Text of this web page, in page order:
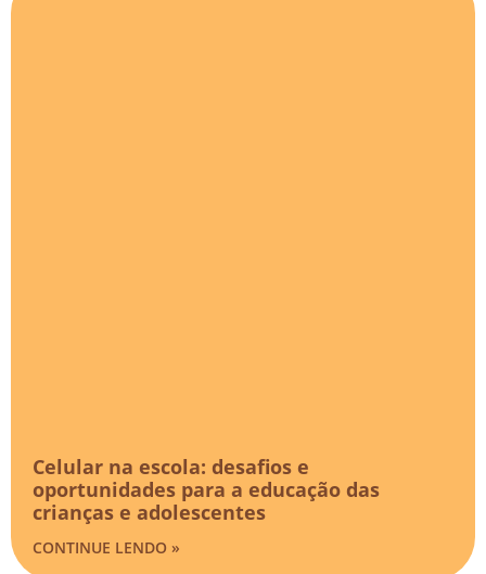
Celular na escola: desafios e
oportunidades para a educação das
crianças e adolescentes
CONTINUE LENDO »